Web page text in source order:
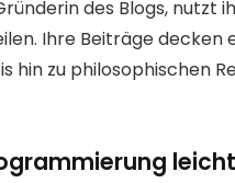
des Blogs,
Ihre Beiträge
hin zu philosophischen